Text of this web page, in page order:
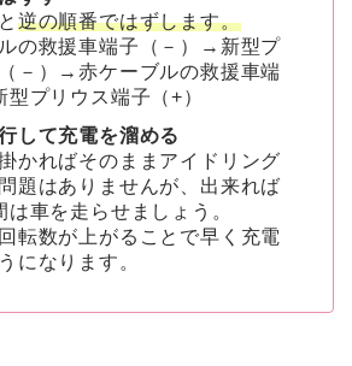
逆の順番ではずします。
の救援車端子（－）→新型プ
－）→赤ケーブルの救援車端
プリウス端子（+）
して充電を溜める
かればそのままアイドリング
題はありませんが、出来れば
は車を走らせましょう。
転数が上がることで早く充電
になります。